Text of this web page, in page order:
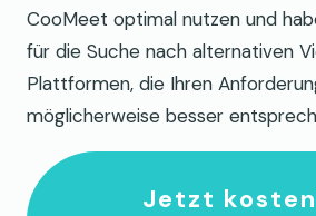
CooMeet optimal nutzen und
für die Suche nach alternativen
Plattformen, die Ihren
möglicherweise besser
Jetzt